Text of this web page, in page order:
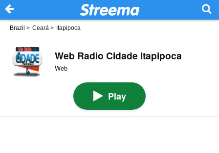
Brazil > Ceará > Itapipoca
Web Radio Cidade Itapipoca
Web
Play